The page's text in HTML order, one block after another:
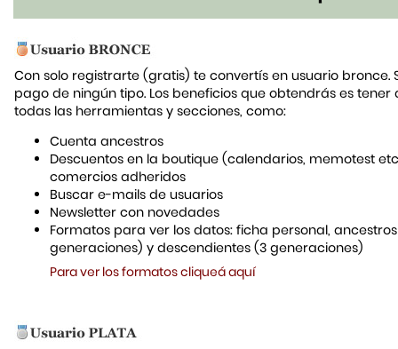
Con solo registrarte (gratis) te convertís en usuario bronce.
pago de ningún tipo. Los beneficios que obtendrás es tener
todas las herramientas y secciones, como:
Cuenta ancestros
Descuentos en la boutique (calendarios, memotest
comercios adheridos
Buscar e-mails de usuarios
Newsletter con novedades
Formatos para ver los datos: ficha personal,
generaciones) y descendientes (3 generaciones)
Para ver los formatos cliqueá aquí